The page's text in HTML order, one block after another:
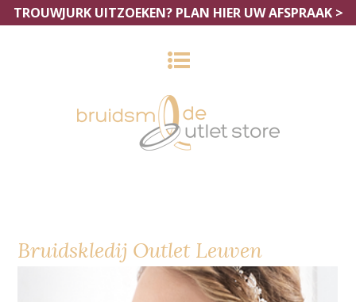
TROUWJURK UITZOEKEN? PLAN HIER UW AFSPRAAK >
Bruidskledij Outlet Leuven